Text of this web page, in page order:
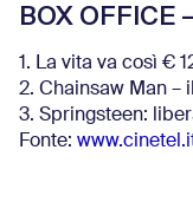
BOX OFFICE
1. La vita va così €
2. Chainsaw Man –
3. Springsteen:
Fonte: